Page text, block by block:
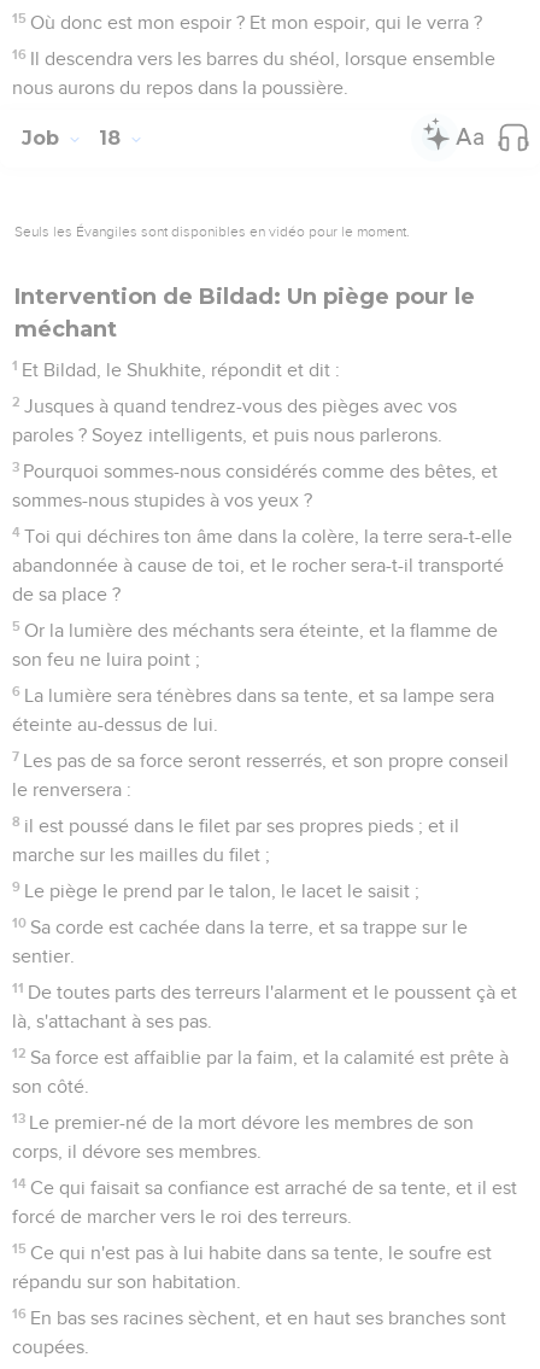
15 Où donc est mon espoir ? Et mon espoir, qui le verra ?
16 Il descendra vers les barres du shéol, lorsque ensemble
nous aurons du repos dans la poussière.
Job 18
Seuls les Évangiles sont disponibles en vidéo pour le moment.
Intervention de Bildad: Un piège pour le
méchant
1 Et Bildad, le Shukhite, répondit et dit :
2 Jusques à quand tendrez-vous des pièges avec vos
paroles ? Soyez intelligents, et puis nous parlerons.
3 Pourquoi sommes-nous considérés comme des bêtes, et
sommes-nous stupides à vos yeux ?
4 Toi qui déchires ton âme dans la colère, la terre sera-t-elle
abandonnée à cause de toi, et le rocher sera-t-il transporté
de sa place ?
5 Or la lumière des méchants sera éteinte, et la flamme de
son feu ne luira point ;
6 La lumière sera ténèbres dans sa tente, et sa lampe sera
éteinte au-dessus de lui.
7 Les pas de sa force seront resserrés, et son propre conseil
le renversera :
8 il est poussé dans le filet par ses propres pieds ; et il
marche sur les mailles du filet ;
9 Le piège le prend par le talon, le lacet le saisit ;
10 Sa corde est cachée dans la terre, et sa trappe sur le
sentier.
11 De toutes parts des terreurs l'alarment et le poussent çà et
là, s'attachant à ses pas.
12 Sa force est affaiblie par la faim, et la calamité est prête à
son côté.
13 Le premier-né de la mort dévore les membres de son
corps, il dévore ses membres.
14 Ce qui faisait sa confiance est arraché de sa tente, et il est
forcé de marcher vers le roi des terreurs.
15 Ce qui n'est pas à lui habite dans sa tente, le soufre est
répandu sur son habitation.
16 En bas ses racines sèchent, et en haut ses branches sont
coupées.